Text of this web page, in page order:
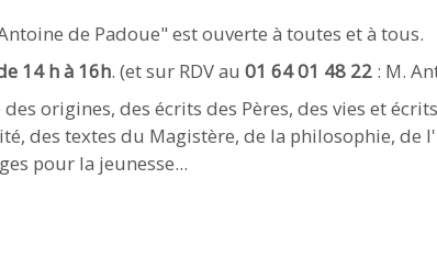
de Padoue" est ouverte à toutes et à tous.
14 h à 16h. (et sur RDV au 01 64 01 48 22 : M.
origines, des écrits des Pères, des vies et
des textes du Magistère, de la philosophie, de
pour la jeunesse...